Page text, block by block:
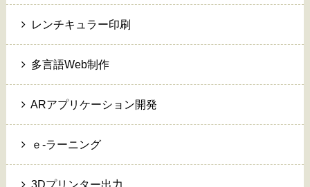
レンチキュラー印刷
多言語Web制作
ARアプリケーション開発
ｅ-ラーニング